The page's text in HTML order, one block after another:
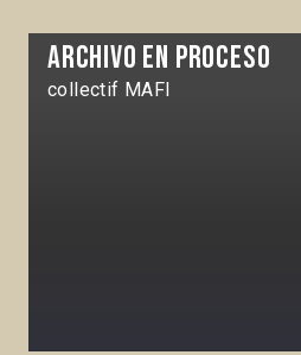
Archivo en proceso
collectif MAFI